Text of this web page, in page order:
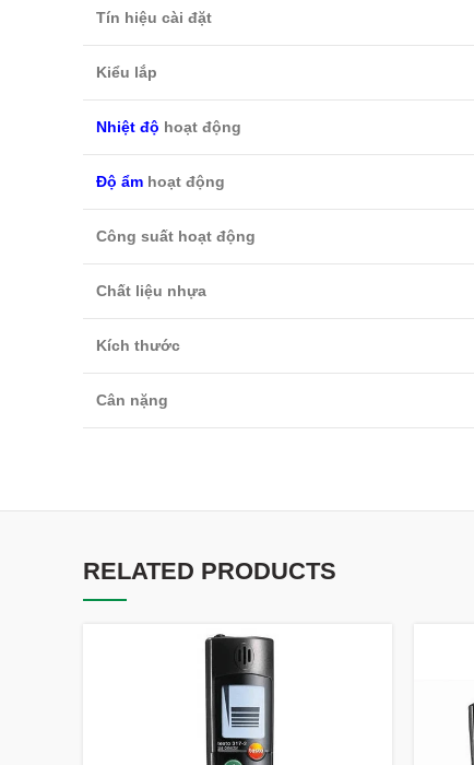
Tín hiệu cài đặt
Kiểu lắp
Nhiệt độ hoạt động
Độ ẩm hoạt động
Công suất hoạt động
Chất liệu nhựa
Kích thước
Cân nặng
RELATED PRODUCTS